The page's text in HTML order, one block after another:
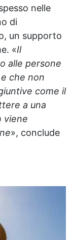
nelle
di
un supporto
«Il
alle persone
che non
come il
a una
viene
», conclude